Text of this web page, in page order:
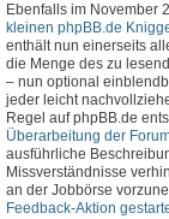
Ebenfalls im November
kleinen phpBB.de
enthält nun einerseits
die Menge des zu
– nun optional
jeder leicht
Regel auf phpBB.de
Überarbeitung der
ausführliche
Missverständnisse
an der Jobbörse
Feedback-Aktion